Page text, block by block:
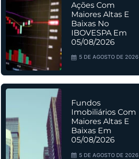
Ações Com
Maiores Altas E
Baixas No
IBOVESPA Em
05/08/2026
5 DE AGOSTO DE 2026
Fundos
Imobiliários Com
Maiores Altas E
Baixas Em
05/08/2026
5 DE AGOSTO DE 2026